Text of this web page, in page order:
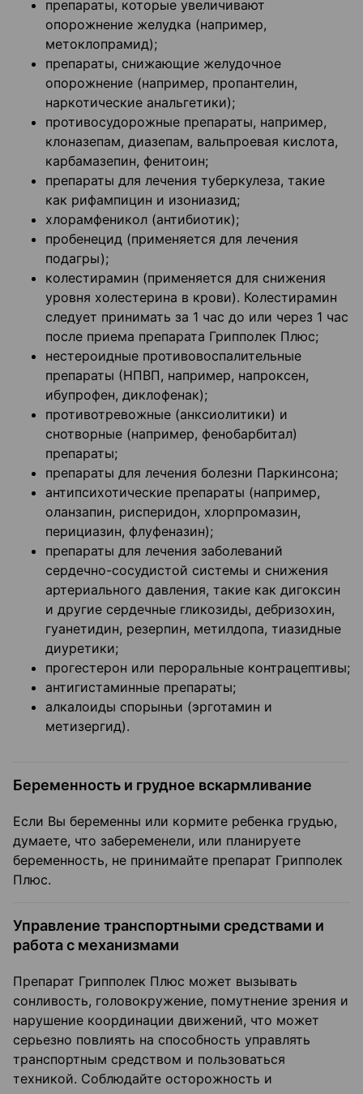
препараты, которые увеличивают
опорожнение желудка (например,
метоклопрамид);
препараты, снижающие желудочное
опорожнение (например, пропантелин,
наркотические анальгетики);
противосудорожные препараты, например,
клоназепам, диазепам, вальпроевая кислота,
карбамазепин, фенитоин;
препараты для лечения туберкулеза, такие
как рифампицин и изониазид;
хлорамфеникол (антибиотик);
пробенецид (применяется для лечения
подагры);
колестирамин (применяется для снижения
уровня холестерина в крови). Колестирамин
следует принимать за 1 час до или через 1 час
после приема препарата Грипполек Плюс;
нестероидные противовоспалительные
препараты (НПВП, например, напроксен,
ибупрофен, диклофенак);
противотревожные (анксиолитики) и
снотворные (например, фенобарбитал)
препараты;
препараты для лечения болезни Паркинсона;
антипсихотические препараты (например,
оланзапин, рисперидон, хлорпромазин,
перициазин, флуфеназин);
препараты для лечения заболеваний
сердечно-сосудистой системы и снижения
артериального давления, такие как дигоксин
и другие сердечные гликозиды, дебризохин,
гуанетидин, резерпин, метилдопа, тиазидные
диуретики;
прогестерон или пероральные контрацептивы;
антигистаминные препараты;
алкалоиды спорыньи (эрготамин и
метизергид).
Беременность и грудное вскармливание
Если Вы беременны или кормите ребенка грудью,
думаете, что забеременели, или планируете
беременность, не принимайте препарат Грипполек
Плюс.
Управление транспортными средствами и
работа с механизмами
Препарат Грипполек Плюс может вызывать
сонливость, головокружение, помутнение зрения и
нарушение координации движений, что может
серьезно повлиять на способность управлять
транспортным средством и пользоваться
техникой. Соблюдайте осторожность и